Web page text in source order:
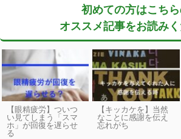
初めての方はこち
オススメ記事をお読み
【眼精疲労】ついつ
い見てしまう「スマ
ホ」が回復を遅らせ
る
【キッカケを】当然
なことに感謝を伝え
忘れがち